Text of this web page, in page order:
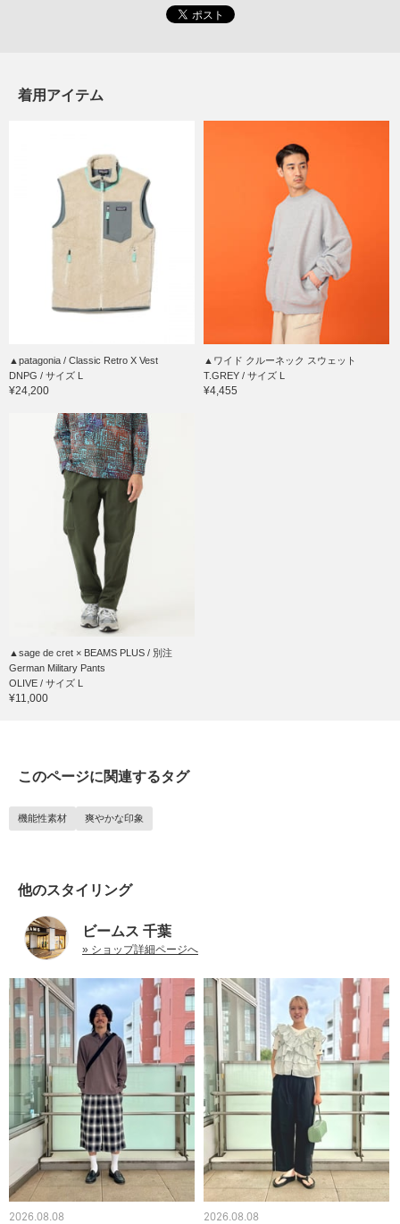
着用アイテム
▲patagonia / Classic Retro X Vest
DNPG / サイズ L
¥24,200
▲ワイド クルーネック スウェット
T.GREY / サイズ L
¥4,455
▲sage de cret × BEAMS PLUS / 別注
German Military Pants
OLIVE / サイズ L
¥11,000
このページに関連するタグ
機能性素材 爽やかな印象
他のスタイリング
ビームス 千葉
» ショップ詳細ページへ
2026.08.08 2026.08.08